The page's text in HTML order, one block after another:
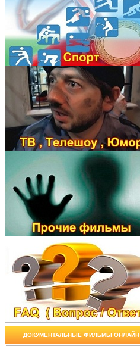
ДОКУМЕНТАЛЬНЫЕ ФИЛЬМЫ ОНЛАЙН